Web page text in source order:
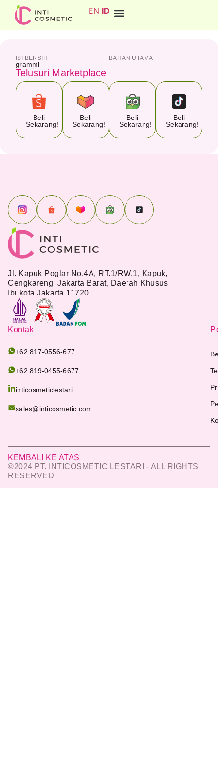
EN ID
ISI BERSIH
gramml
BAHAN UTAMA
Telusuri Marketplace
Beli
Sekarang!
Beli
Sekarang!
Beli
Sekarang!
Beli
Sekarang!
Jl. Kapuk Poglar No.4A, RT.1/RW.1, Kapuk,
Cengkareng, Jakarta Barat, Daerah Khusus
Ibukota Jakarta 11720
Kontak
+62 817-0556-677
+62 819-0455-6677
inticosmeticlestari
sales@inticosmetic.com
KEMBALI KE ATAS
©2024 PT. INTICOSMETIC LESTARI - ALL RIGHTS
RESERVED